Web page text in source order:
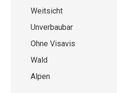
Weitsicht
Unverbaubar
Ohne Visavis
Wald
Alpen